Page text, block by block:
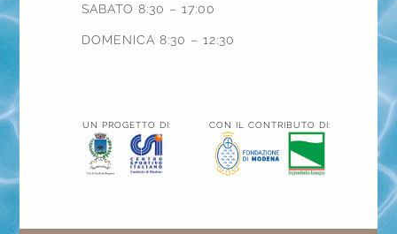
SABATO 8:30 – 17:00
DOMENICA 8:30 – 12:30
UN PROGETTO DI: CON IL CONTRIBUTO DI: